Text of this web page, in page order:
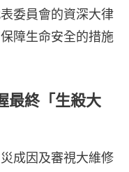
委員會的資深大律
障生命安全的措施
最終「生殺大
成因及審視大維修